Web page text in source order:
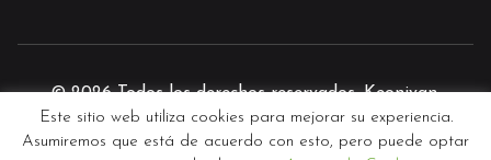
© 2026 Todos los derechos reservados. Keonivgn.
Diseño y desarrollo web porGuille Martin
Este sitio web utiliza cookies para mejorar su experiencia.
Asumiremos que está de acuerdo con esto, pero puede optar